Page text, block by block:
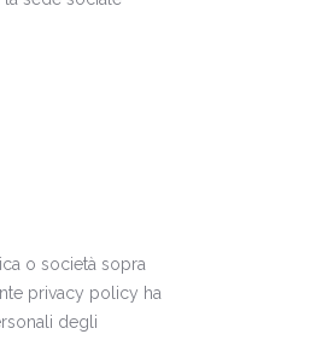
o società sopra
privacy policy ha
degli